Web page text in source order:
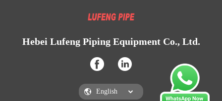
Hebei Lufeng Piping Equipment Co., Ltd.